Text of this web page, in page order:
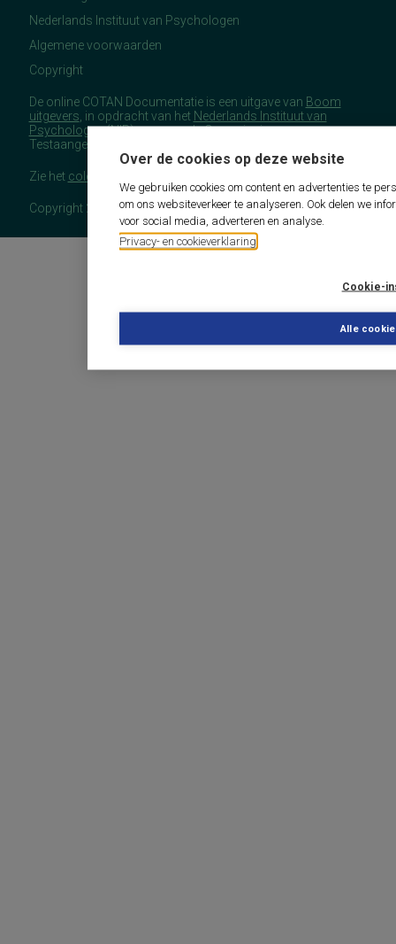
Over de cookies op deze website
We gebruiken cookies om content en advertenties te
om ons websiteverkeer te analyseren. Ook delen we
voor social media, adverteren en analyse.
Privacy- en cookieverklaring
Cookie-
Alle
Nederlands Instituut van Psychologen
Algemene voorwaarden
Copyright
De online COTAN Documentatie is een uitgave van Boom
uitgevers , in opdracht van het Nederlands Instituut van
Psychologen(NIP), namens de Commissie
Testaangelegenheden Nederland (COTAN).
Zie het colofon
Copyright 2026 - COTAN Documentatie